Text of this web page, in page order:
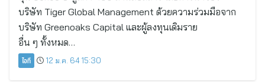
บริษัท Tiger Global Management ด้วยความร่วมมือจาก
บริษัท Greenoaks Capital และผู้ลงทุนเดิมราย
อื่น ๆ ทั้งหมด…
ไอที 12 ม.ค. 64 15:30